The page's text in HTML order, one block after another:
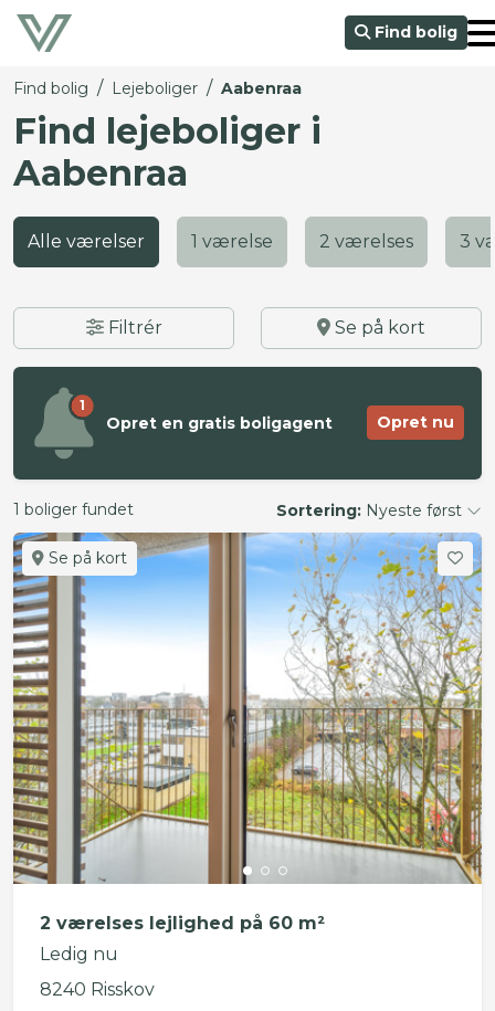
Find bolig
Find bolig / Lejeboliger / Aabenraa
Find lejeboliger i
Aabenraa
Alle værelser 1 værelse 2 værelses 3
Filtrér Se på kort
1
Opret en gratis boligagent Opret nu
1 boliger fundet Sortering: Nyeste først
Se på kort
2 værelses lejlighed på 60 m²
Ledig nu
8240 Risskov